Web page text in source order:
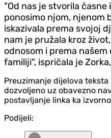
"Od nas je stvorila časne
ponosimo njom, njenom
iskazivala prema svojoj
nam je pružala kroz
odnosom i prema
familiji", ispričala je
Preuzimanje dijelova
dozvoljeno uz obavezno
postavljanje linka ka
Podijeli: